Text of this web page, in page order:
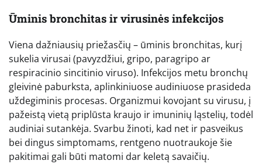
Ūminis bronchitas ir virusinės infekcijos
Viena dažniausių priežasčių – ūminis bronchitas, kurį
sukelia virusai (pavyzdžiui, gripo, paragripo ar
respiracinio sincitinio viruso). Infekcijos metu bronchų
gleivinė paburksta, aplinkiniuose audiniuose prasideda
uždegiminis procesas. Organizmui kovojant su virusu, į
pažeistą vietą priplūsta kraujo ir imuninių ląstelių, todėl
audiniai sutankėja. Svarbu žinoti, kad net ir pasveikus
bei dingus simptomams, rentgeno nuotraukoje šie
pakitimai gali būti matomi dar keletą savaičių.